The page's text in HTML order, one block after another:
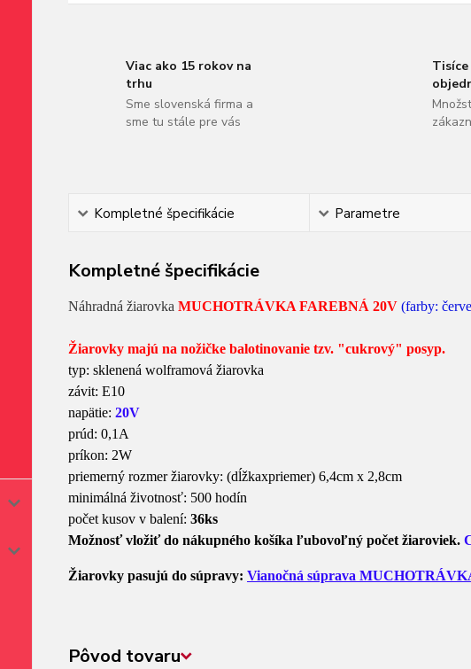
Viac ako 15 rokov na
trhu
Sme slovenská firma a
sme tu stále pre vás
Tisíce
Kompletné špecifikácie Parametre
Kompletné špecifikácie
Náhradná žiarovka MUCHOTRÁVKA FAREBNÁ 20V (farby:
Žiarovky majú na nožičke balotinovanie tzv. "cukrový" posyp.
typ: sklenená wolframová žiarovka
závit: E10
napätie: 20V
prúd: 0,1A
príkon: 2W
priemerný rozmer žiarovky: (dĺžkaxpriemer) 6,4cm x 2,8cm
minimálná životnosť: 500 hodín
počet kusov v balení: 36ks
Možnosť vložiť do nákupného košíka ľubovoľný počet žiaroviek.
Žiarovky pasujú do súpravy: Vianočná súprava
Pôvod tovaru